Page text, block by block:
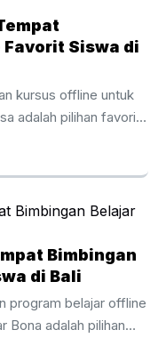
tantangan soal.
hingga sekolah
proses belajarnya
Bimbel ini
...
Siswa di
kursus offline untuk
adalah pilihan favorit
mengin­ginkan
Kelusa
dengan lebih
membuat siswa
tantangan
hingga sekolah
bimbingan dari
Bimbingan
di Bali
program belajar offline
Bona adalah pilihan
Bali yang butuh